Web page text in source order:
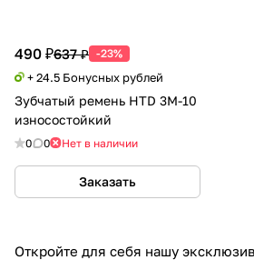
490 ₽637 ₽ -23%
+ 24.5 Бонусных рублей
Зубчатый ремень HTD 3M-10
износостойкий
0 0 Нет в наличии
Заказать
Откройте для себя нашу